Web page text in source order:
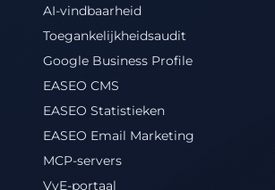
AI-vindbaarheid
Toegankelijkheidsaudit
Google Business Profile
EASEO CMS
EASEO Statistieken
EASEO Email Marketing
MCP-servers
VvE-portaal